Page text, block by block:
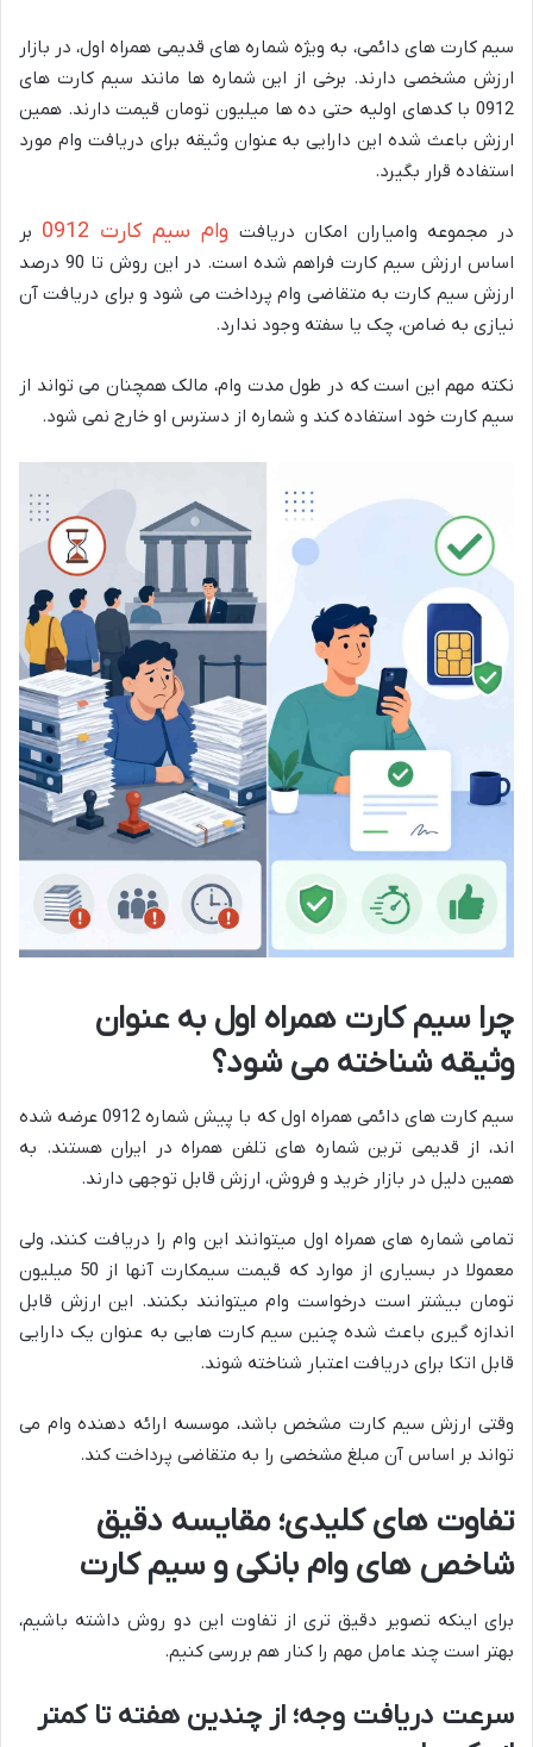
سیم کارت های دائمی، به ویژه شماره های قدیمی همراه اول، در بازار
ارزش مشخصی دارند. برخی از این شماره ها مانند سیم کارت های
0912 با کدهای اولیه حتی ده ها میلیون تومان قیمت دارند. همین
ارزش باعث شده این دارایی به عنوان وثیقه برای دریافت وام مورد
استفاده قرار بگیرد.
در مجموعه وامیاران امکان دریافت وام سیم کارت 0912
بر
اساس ارزش سیم کارت فراهم شده است. در این روش تا 90 درصد
ارزش سیم کارت به متقاضی وام پرداخت می شود و برای دریافت آن
نیازی به ضامن، چک یا سفته وجود ندارد.
نکته مهم این است که در طول مدت وام، مالک همچنان می تواند از
سیم کارت خود استفاده کند و شماره از دسترس او خارج نمی شود.
چرا سیم کارت همراه اول به عنوان
وثیقه شناخته می شود؟
سیم کارت های دائمی همراه اول که با پیش شماره 0912 عرضه شده
اند، از قدیمی ترین شماره های تلفن همراه در ایران هستند. به
همین دلیل در بازار خرید و فروش، ارزش قابل توجهی دارند.
تمامی شماره های همراه اول میتوانند این وام را دریافت کنند، ولی
معمولا در بسیاری از موارد که قیمت سیمکارت آنها از 50 میلیون
تومان بیشتر است درخواست وام میتوانند بکنند. این ارزش قابل
اندازه گیری باعث شده چنین سیم کارت هایی به عنوان یک دارایی
قابل اتکا برای دریافت اعتبار شناخته شوند.
وقتی ارزش سیم کارت مشخص باشد، موسسه ارائه دهنده وام می
تواند بر اساس آن مبلغ مشخصی را به متقاضی پرداخت کند.
تفاوت های کلیدی؛ مقایسه دقیق
شاخص های وام بانکی و سیم کارت
برای اینکه تصویر دقیق تری از تفاوت این دو روش داشته باشیم،
بهتر است چند عامل مهم را کنار هم بررسی کنیم.
سرعت دریافت وجه؛ از چندین هفته تا کمتر